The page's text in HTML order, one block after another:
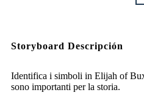
Storyboard Descripción
Identifica i simboli in Elijah of
sono importanti per la storia.